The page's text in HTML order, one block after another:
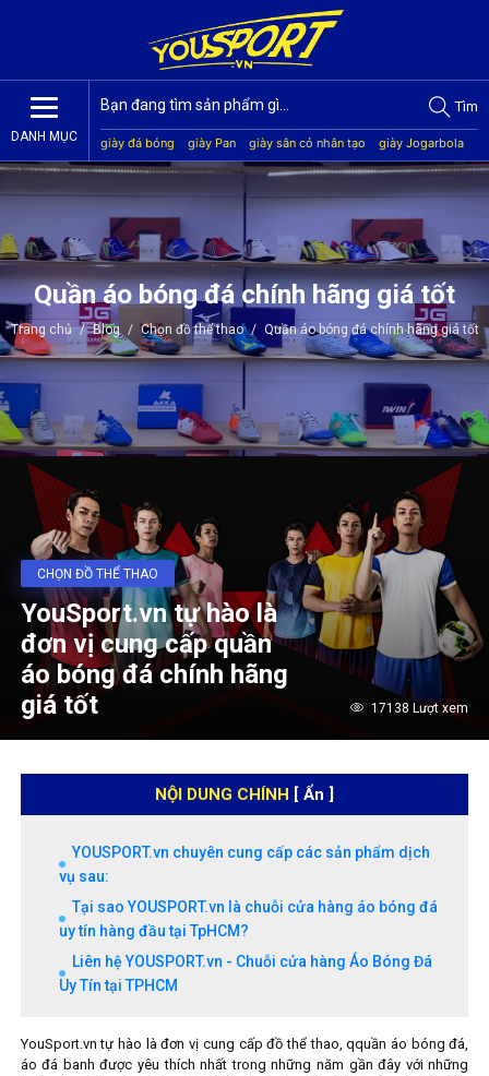
DANH MỤC
Tìm
giày đá bóng giày Pan giày sân cỏ nhân tạo
giày Jogarbola
giày Mitre
giày Akka quần áo bóng đá giày Kamito
Quần áo bóng đá chính hãng giá tốt
Trang chủ / Blog / Chọn đồ thể thao / Quần áo bóng đá chính hãng giá tốt
CHỌN ĐỒ THỂ THAO
YouSport.vn tự hào là
đơn vị cung cấp quần
áo bóng đá chính hãng
giá tốt
17138 Lượt xem
NỘI DUNG CHÍNH [ Ẩn ]
YOUSPORT.vn chuyên cung cấp các sản phẩm dịch
vụ sau:
Tại sao YOUSPORT.vn là chuỗi cửa hàng áo bóng đá
uy tín hàng đầu tại TpHCM?
Liên hệ YOUSPORT.vn - Chuỗi cửa hàng Áo Bóng Đá
Uy Tín tại TPHCM
YouSport.vn tự hào là đơn vị cung cấp đồ thể thao, qquần áo bóng đá,
áo đá banh được yêu thích nhất trong những năm gần đây với những